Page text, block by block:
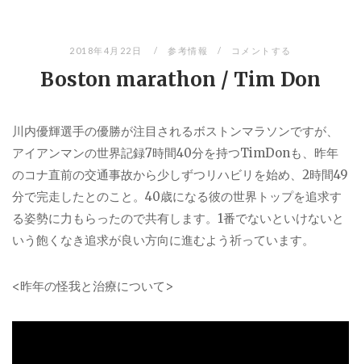
2018年4月22日 参考情報 コメントする
Boston marathon / Tim Don
川内優輝選手の優勝が注目されるボストンマラソンですが、
アイアンマンの世界記録7時間40分を持つTimDonも、昨年
のコナ直前の交通事故から少しずつリハビリを始め、 2時間49
分で完走したとのこと。 40歳になる彼の世界トップを追求す
る姿勢に力もらったので共有します。 1番でないといけないと
いう飽くなき追求が良い方向に進むよう祈っています。
<昨年の怪我と治療について >